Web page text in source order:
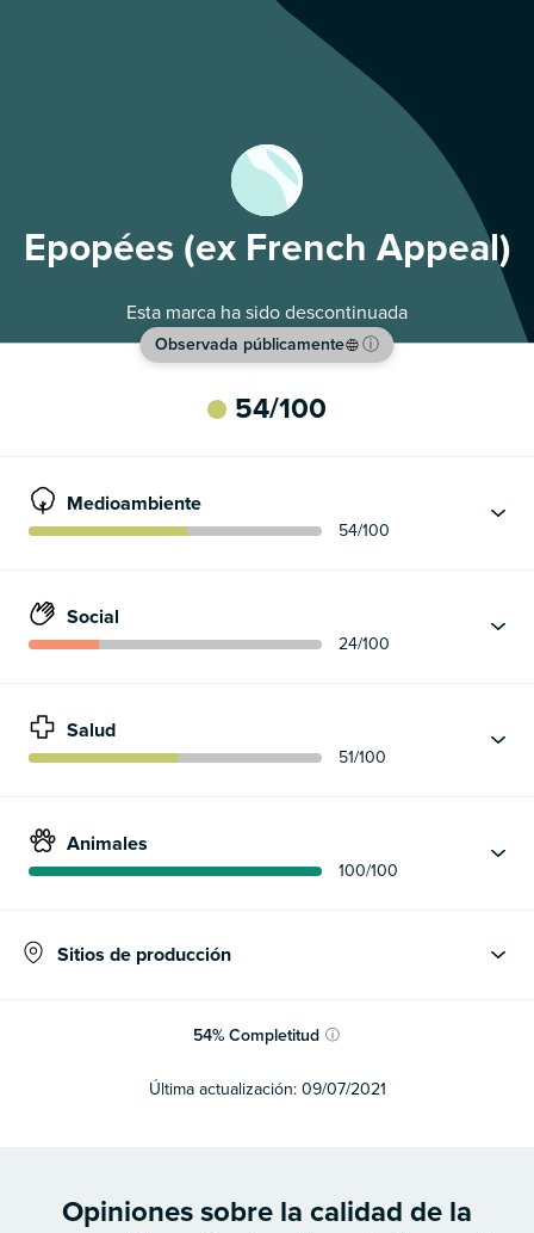
Epopées (ex French Appeal)
Esta marca ha sido descontinuada
Observada públicamente ⓘ
54/100
Medioambiente
54/100
Social
24/100
Salud
51/100
Animales
100/100
Sitios de producción
54% Completitud ⓘ
Última actualización: 09/07/2021
Opiniones sobre la calidad de la